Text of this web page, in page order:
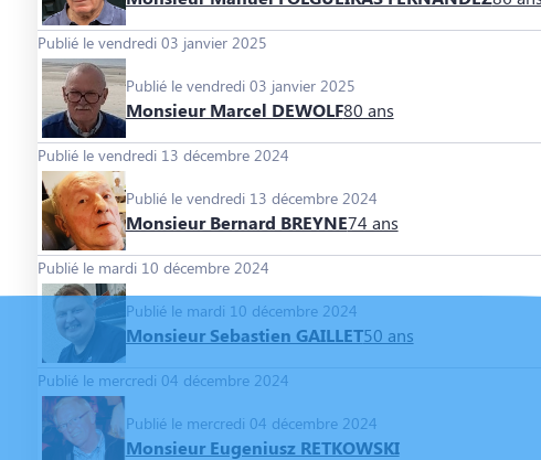
Publié le vendredi 03 janvier 2025
Publié le vendredi 03 janvier 2025
Monsieur Marcel DEWOLF80 ans
Publié le vendredi 13 décembre 2024
Publié le vendredi 13 décembre 2024
Monsieur Bernard BREYNE74 ans
Publié le mardi 10 décembre 2024
Publié le mardi 10 décembre 2024
Monsieur Sebastien GAILLET50 ans
Publié le mercredi 04 décembre 2024
Publié le mercredi 04 décembre 2024
Monsieur Eugeniusz RETKOWSKI